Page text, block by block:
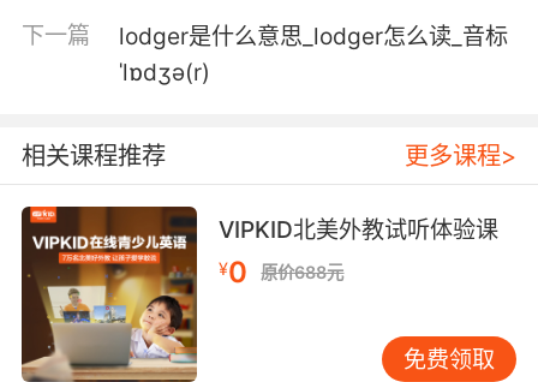
6. loggers' camp, but they shoot first, ask
伐木工营地 但他们不由分说就开枪
7. In the loggers' camp there was a buzz saw
that feeds the logs with a wedge.
伐木工营地有圆锯 需要用到楔子来传递木头
8. Smoke makes wasps docile, so, then we
下一篇
lodger是什么意思_lodger怎么读_音标
ˈlɒdʒə(r)
相关课程推荐 更多课程>
VIPKID北美外教试听体验课
¥0 原价688元
免费领取